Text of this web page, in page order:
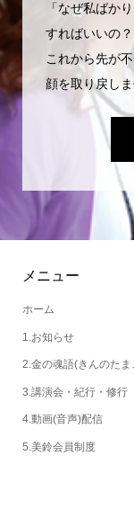
「なぜ私ばか
すればいいの
これから先が
顔を取り戻し
メニュー
ホーム
1.お知らせ
2.金の魂語(きんのたま
3.講演会・紀行・修行
4.動画(音声)配信
5.美鈴会員制度